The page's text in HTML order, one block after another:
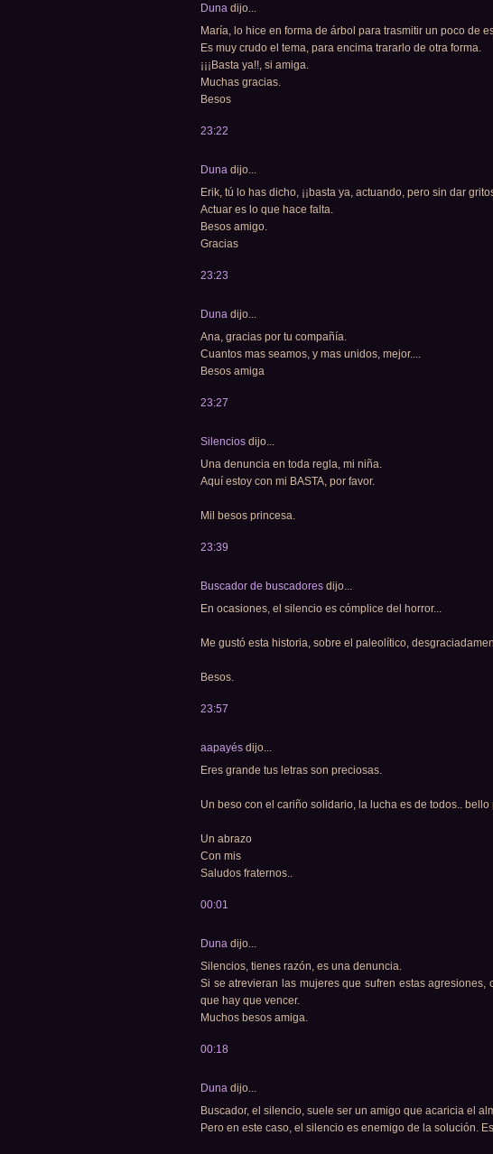
Duna dijo...
María, lo hice en forma de árbol para trasmitir un poco de
Es muy crudo el tema, para encima trararlo de otra forma.
¡¡¡Basta ya!!, si amiga.
Muchas gracias.
Besos
23:22
Duna dijo...
Erik, tú lo has dicho, ¡¡basta ya, actuando, pero sin dar
Actuar es lo que hace falta.
Besos amigo.
Gracias
23:23
Duna dijo...
Ana, gracias por tu compañía.
Cuantos mas seamos, y mas unidos, mejor....
Besos amiga
23:27
Silencios dijo...
Una denuncia en toda regla, mi niña.
Aquí estoy con mi BASTA, por favor.
Mil besos princesa.
23:39
Buscador de buscadores dijo...
En ocasiones, el silencio es cómplice del horror...
Me gustó esta historia, sobre el paleolítico,
Besos.
23:57
aapayés dijo...
Eres grande tus letras son preciosas.
Un beso con el cariño solidario, la lucha es de todos.. bello
Un abrazo
Con mis
Saludos fraternos..
00:01
Duna dijo...
Silencios, tienes razón, es una denuncia.
Si se atrevieran las mujeres que sufren estas agresiones,
que hay que vencer.
Muchos besos amiga.
00:18
Duna dijo...
Buscador, el silencio, suele ser un amigo que acaricia el
Pero en este caso, el silencio es enemigo de la solución.